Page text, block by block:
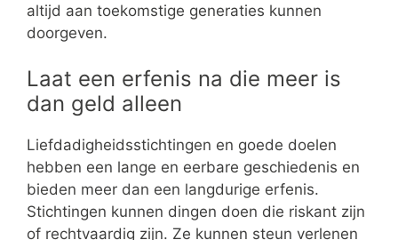
altijd aan toekomstige generaties kunnen
doorgeven.
Laat een erfenis na die meer is
dan geld alleen
Liefdadigheidsstichtingen en goede doelen
hebben een lange en eerbare geschiedenis en
bieden meer dan een langdurige erfenis.
Stichtingen kunnen dingen doen die riskant zijn
of rechtvaardig zijn. Ze kunnen steun verlenen